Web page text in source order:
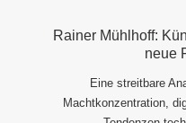
Rainer Mühlhoff:
neue
Eine streitbare
Machtkonzentration,